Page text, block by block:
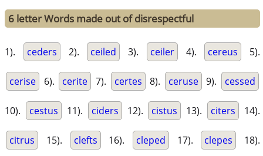
6 letter Words made out of disrespectful
1). ceders 2). ceiled 3). ceiler 4). cereus 5).
cerise 6). cerite 7). certes 8). ceruse 9). cessed
10). cestus 11). ciders 12). cistus 13). citers 14).
citrus 15). clefts 16). cleped 17). clepes 18).